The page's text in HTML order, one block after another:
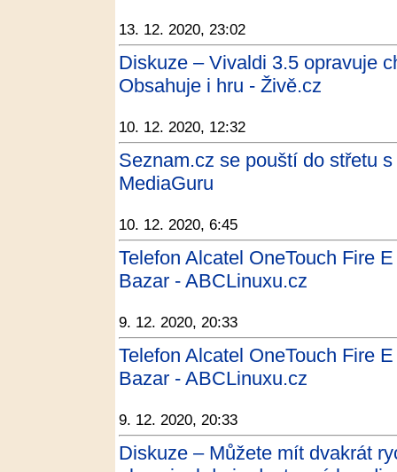
13. 12. 2020, 23:02
Diskuze – Vivaldi 3.5 opravuje
Obsahuje i hru - Živě.cz
10. 12. 2020, 12:32
Seznam.cz se pouští do střetu
MediaGuru
10. 12. 2020, 6:45
Telefon Alcatel OneTouch Fire
Bazar - ABCLinuxu.cz
9. 12. 2020, 20:33
Telefon Alcatel OneTouch Fire
Bazar - ABCLinuxu.cz
9. 12. 2020, 20:33
Diskuze – Můžete mít dvakrát